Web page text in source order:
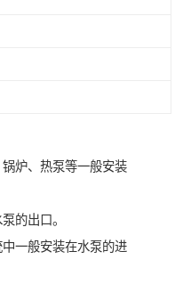
炉、热泵等一般安装
的出口。
一般安装在水泵的进